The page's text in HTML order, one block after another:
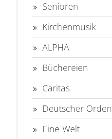
Senioren
Kirchenmusik
ALPHA
Büchereien
Caritas
Deutscher Orden
Eine-Welt